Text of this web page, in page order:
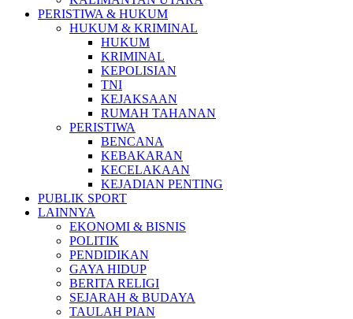
PERISTIWA & HUKUM
HUKUM & KRIMINAL
HUKUM
KRIMINAL
KEPOLISIAN
TNI
KEJAKSAAN
RUMAH TAHANAN
PERISTIWA
BENCANA
KEBAKARAN
KECELAKAAN
KEJADIAN PENTING
PUBLIK SPORT
LAINNYA
EKONOMI & BISNIS
POLITIK
PENDIDIKAN
GAYA HIDUP
BERITA RELIGI
SEJARAH & BUDAYA
TAULAH PIAN